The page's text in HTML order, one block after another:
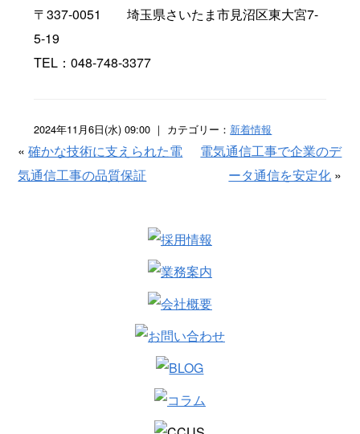
〒337-0051 埼玉県さいたま市見沼区東大宮7-
5-19
TEL：048-748-3377
2024年11月6日(水) 09:00 ｜ カテゴリー： 新着情報
«確かな技術に支えられた電
気通信工事の品質保証
電気通信工事で企業のデ
ータ通信を安定化 »